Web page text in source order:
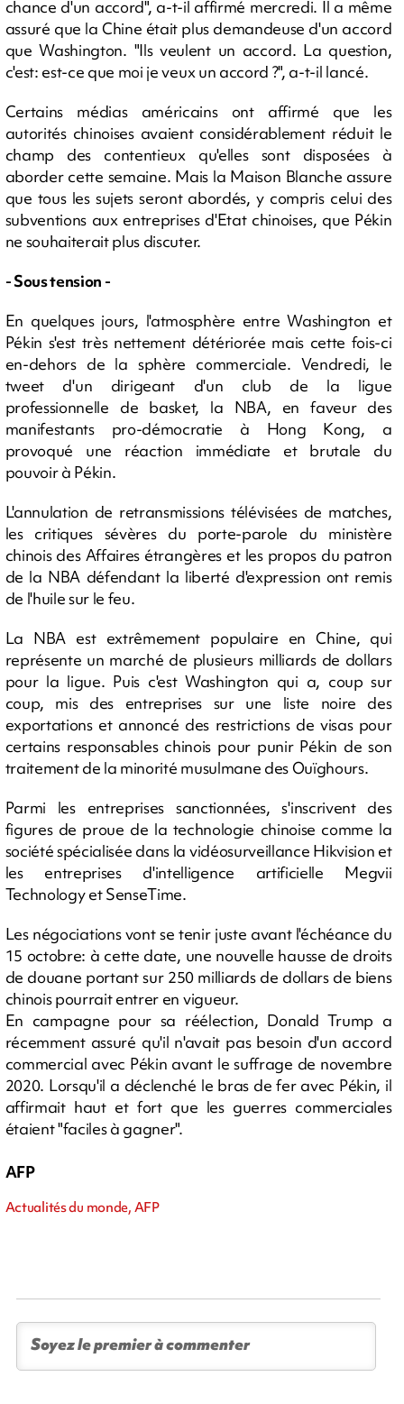
chance d'un accord", a-t-il affirmé mercredi. Il a même
assuré que la Chine était plus demandeuse d'un accord
que Washington. "Ils veulent un accord. La question,
c'est: est-ce que moi je veux un accord ?", a-t-il lancé.
Certains médias américains ont affirmé que les
autorités chinoises avaient considérablement réduit le
champ des contentieux qu'elles sont disposées à
aborder cette semaine. Mais la Maison Blanche assure
que tous les sujets seront abordés, y compris celui des
subventions aux entreprises d'Etat chinoises, que Pékin
ne souhaiterait plus discuter.
- Sous tension -
En quelques jours, l'atmosphère entre Washington et
Pékin s'est très nettement détériorée mais cette fois-ci
en-dehors de la sphère commerciale. Vendredi, le
tweet d'un dirigeant d'un club de la ligue
professionnelle de basket, la NBA, en faveur des
manifestants pro-démocratie à Hong Kong, a
provoqué une réaction immédiate et brutale du
pouvoir à Pékin.
L'annulation de retransmissions télévisées de matches,
les critiques sévères du porte-parole du ministère
chinois des Affaires étrangères et les propos du patron
de la NBA défendant la liberté d'expression ont remis
de l'huile sur le feu.
La NBA est extrêmement populaire en Chine, qui
représente un marché de plusieurs milliards de dollars
pour la ligue. Puis c'est Washington qui a, coup sur
coup, mis des entreprises sur une liste noire des
exportations et annoncé des restrictions de visas pour
certains responsables chinois pour punir Pékin de son
traitement de la minorité musulmane des Ouïghours.
Parmi les entreprises sanctionnées, s'inscrivent des
figures de proue de la technologie chinoise comme la
société spécialisée dans la vidéosurveillance Hikvision et
les entreprises d'intelligence artificielle Megvii
Technology et SenseTime.
Les négociations vont se tenir juste avant l'échéance du
15 octobre: à cette date, une nouvelle hausse de droits
de douane portant sur 250 milliards de dollars de biens
chinois pourrait entrer en vigueur.
En campagne pour sa réélection, Donald Trump a
récemment assuré qu'il n'avait pas besoin d'un accord
commercial avec Pékin avant le suffrage de novembre
2020. Lorsqu'il a déclenché le bras de fer avec Pékin, il
affirmait haut et fort que les guerres commerciales
étaient "faciles à gagner".
AFP
Actualités du monde, AFP